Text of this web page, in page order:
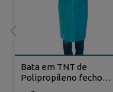
Bata em TNT de
Polipropileno fecho